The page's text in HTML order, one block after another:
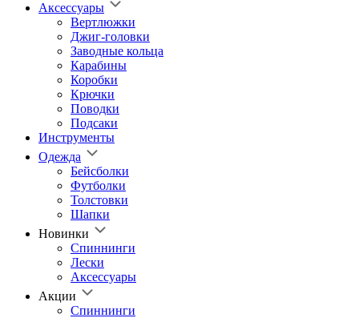
Аксессуары
Вертлюжки
Джиг-головки
Заводные кольца
Карабины
Коробки
Крючки
Поводки
Подсаки
Инструменты
Одежда
Бейсболки
Футболки
Толстовки
Шапки
Новинки
Спиннинги
Лески
Аксессуары
Акции
Спиннинги